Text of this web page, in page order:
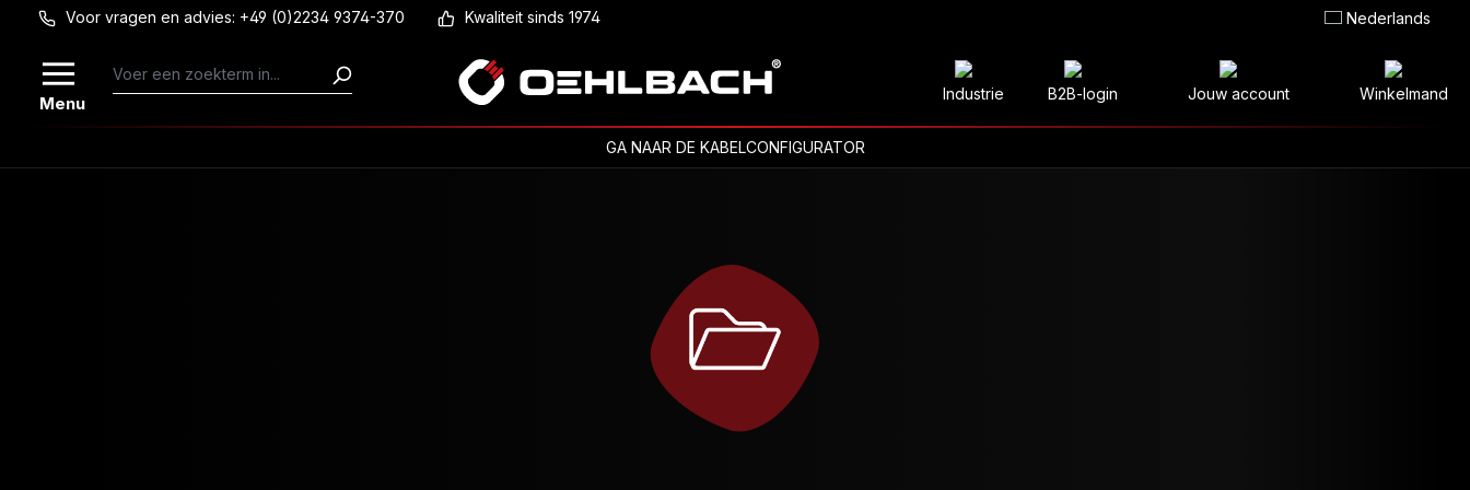
Ga naar de hoofdinhoud
Voor vragen en advies: +49 (0)2234 9374-370 Kwaliteit sinds 1974 Nederlands
Menu Industrie B2B-login Jouw account Winkelmand
GA NAAR DE KABELCONFIGURATOR